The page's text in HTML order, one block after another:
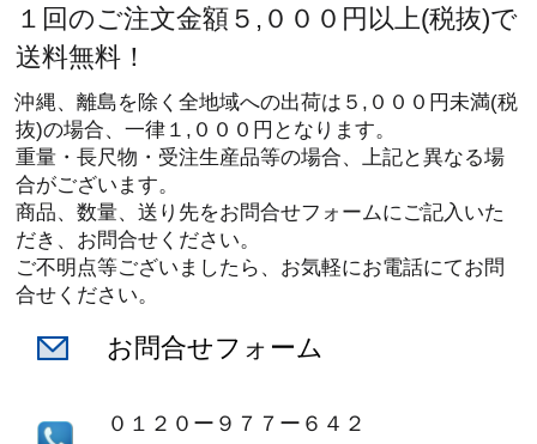
１回のご注文金額５,０００円以上(税抜)で
送料無料！
沖縄、離島を除く全地域への出荷は５,０００円未満(税
抜)の場合、一律１,０００円となります。
重量・長尺物・受注生産品等の場合、上記と異なる場
合がございます。
商品、数量、送り先をお問合せフォームにご記入いた
だき、お問合せください。
ご不明点等ございましたら、お気軽にお電話にてお問
合せください。
お問合せフォーム
０１２０ー９７７ー６４２